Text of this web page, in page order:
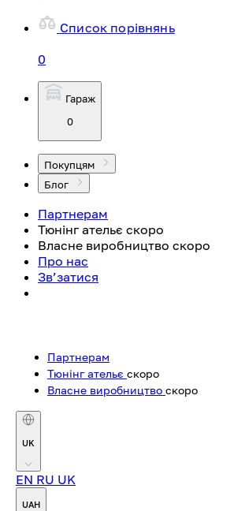
Список порівнянь
0
Гараж
0
Покупцям
Блог
Партнерам
Тюнінг ательє скоро
Власне виробництво скоро
Про нас
Зв’затися
Партнерам
Тюнінг ательє скоро
Власне виробництво скоро
UK
EN RU UK
UAH